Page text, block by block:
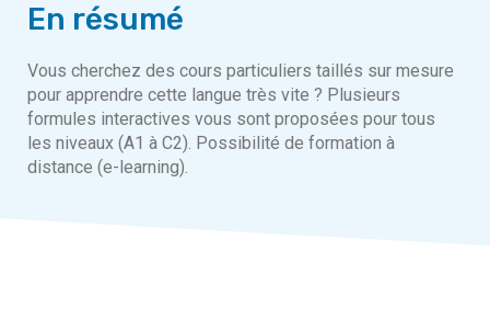
En résumé
Vous cherchez des cours particuliers taillés sur mesure
pour apprendre cette langue très vite ? Plusieurs
formules interactives vous sont proposées pour tous
les niveaux (A1 à C2). Possibilité de formation à
distance (e-learning).